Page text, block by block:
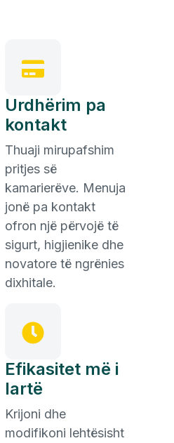
Urdhërim pa
kontakt
Thuaji mirupafshim
pritjes së
kamarierëve. Menuja
jonë pa kontakt
ofron një përvojë të
sigurt, higjienike dhe
novatore të ngrënies
dixhitale.
Efikasitet më i
lartë
Krijoni dhe
modifikoni lehtësisht